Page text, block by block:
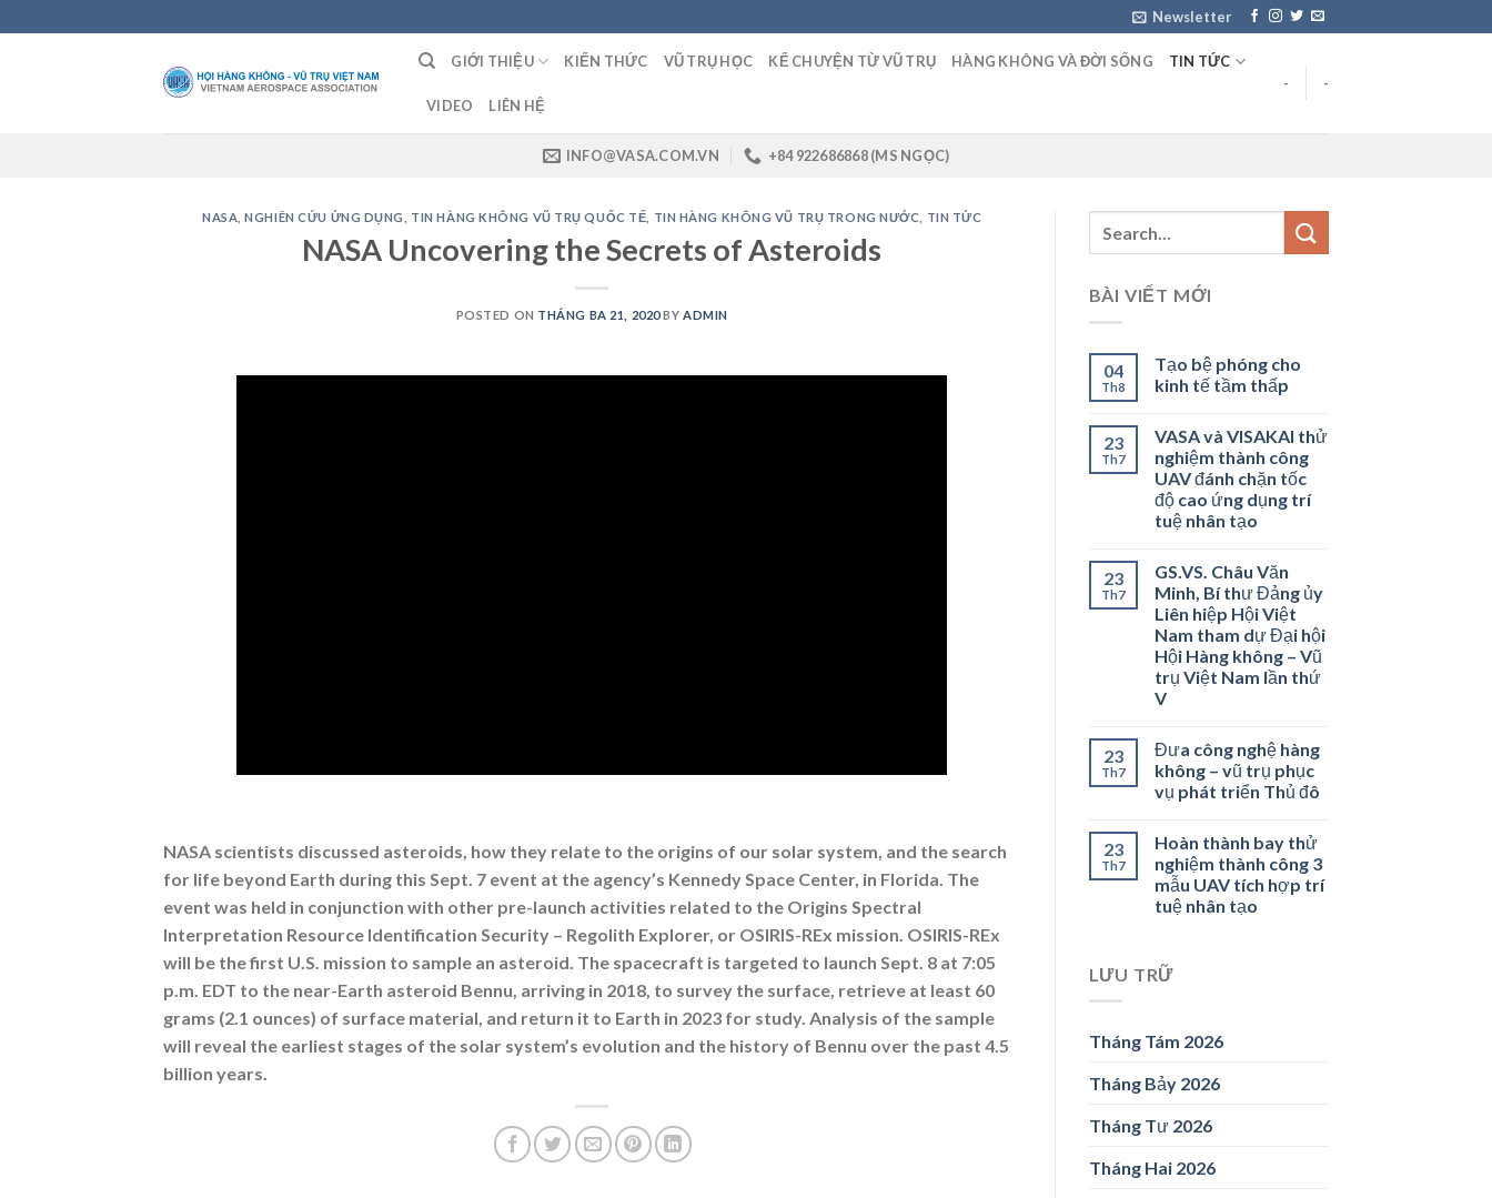
to
Newsletter
GIỚI THIỆU KIẾN THỨC VŨ TRỤ HỌC KỂ CHUYỆN TỪ VŨ TRỤ HÀNG KHÔNG VÀ ĐỜI SỐNG TIN TỨC
VIDEO LIÊN HỆ
- -
INFO@VASA.COM.VN +84 922686868 (MS NGỌC)
NASA ,NGHIÊN CỨU ỨNG DỤNG TIN HÀNG KHÔNG VŨ TRỤ QUỐC TẾ TIN HÀNG KHÔNG VŨ TRỤ TRONG NƯỚC TIN TỨC
NASA Uncovering the Secrets of Asteroids
POSTED ON THÁNG BA 21, 2020BY ADMIN
NASA scientists discussed asteroids, how they relate to the origins of our solar system, and the search
for life beyond Earth during this Sept. 7 event at the agency’s Kennedy Space Center, in Florida. The
event was held in conjunction with other pre-launch activities related to the Origins Spectral
Interpretation Resource Identification Security – Regolith Explorer, or OSIRIS-REx mission. OSIRIS-REx
will be the first U.S. mission to sample an asteroid. The spacecraft is targeted to launch Sept. 8 at 7:05
p.m. EDT to the near-Earth asteroid Bennu, arriving in 2018, to survey the surface, retrieve at least 60
grams (2.1 ounces) of surface material, and return it to Earth in 2023 for study. Analysis of the sample
will reveal the earliest stages of the solar system’s evolution and the history of Bennu over the past 4.5
billion years.
BÀI VIẾT MỚI
04
Th8
Tạo bệ phóng cho
kinh tế tầm thấp
23
Th7
VASA và VISAKAI thử
nghiệm thành công
UAV đánh chặn tốc
độ cao ứng dụng trí
tuệ nhân tạo
23
Th7
GS.VS. Châu Văn
Minh, Bí thư Đảng ủy
Liên hiệp Hội Việt
Nam tham dự Đại hội
Hội Hàng không – Vũ
trụ Việt Nam lần thứ
V
23
Th7
Đưa công nghệ hàng
không – vũ trụ phục
vụ phát triển Thủ đô
23
Th7
Hoàn thành bay thử
nghiệm thành công 3
mẫu UAV tích hợp trí
tuệ nhân tạo
LƯU TRỮ
Tháng Tám 2026
Tháng Bảy 2026
Tháng Tư 2026
Tháng Hai 2026